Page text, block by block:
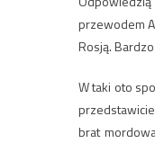
przewodem
Rosją.
W taki oto
brat